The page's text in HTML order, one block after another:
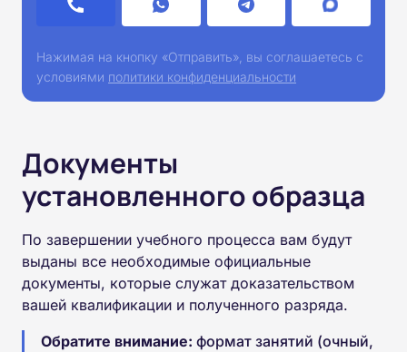
Нажимая на кнопку «Отправить», вы соглашаетесь с
условиями политики конфиденциальности
Документы
установленного образца
По завершении учебного процесса вам будут
выданы все необходимые официальные
документы, которые служат доказательством
вашей квалификации и полученного разряда.
Обратите внимание: формат занятий (очный,